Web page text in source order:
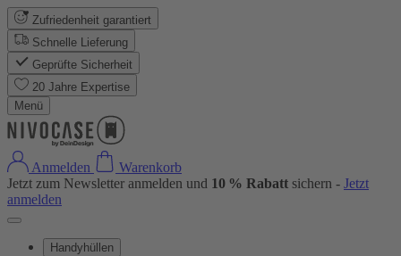
Zufriedenheit garantiert
Schnelle Lieferung
Geprüfte Sicherheit
20 Jahre Expertise
Menü
Anmelden
Warenkorb
Jetzt zum Newsletter anmelden und 10 % Rabatt sichern - Jetzt
anmelden
Handyhüllen